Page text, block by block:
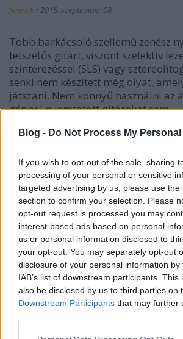
Blog - Do Not Process My
If you wish to opt-out of the sale, sharing
processing of your personal or sensitive
targeted advertising by us, please use the
section to confirm your selection. Please
opt-out request is processed you may
interest-based ads based on personal
us or personal information disclosed to
your opt-out. You may separately opt-out
disclosure of your personal information
IAB’s list of downstream participants.
also be disclosed by us to third parties on
Downstream Participants that may further
Please note that this website/app uses
ferenck • 2015. szeptember 08.
Több barkácsoló szellemű zenész
tetszetős gitárt, viszont szelektív
szinterezéssel (SLS) vagy
senki nem készített még olyat,
játszani. Nem könnyű használni az
géppel nyomtatott gitárokat sem,…
Mobil betonnyomtató